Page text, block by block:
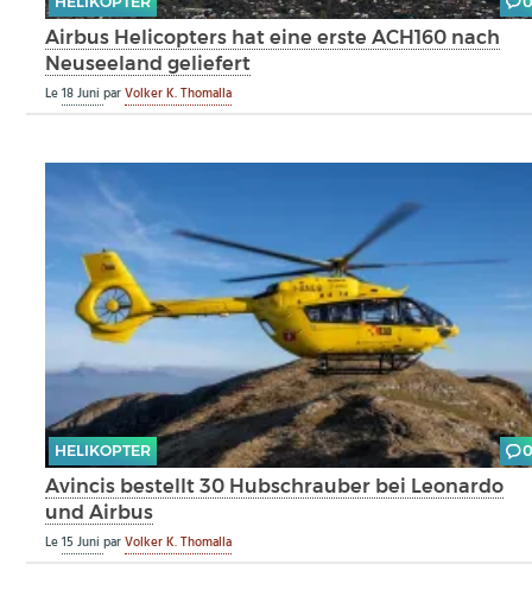
Airbus Helicopters hat eine erste ACH160 nach
Neuseeland geliefert
Le18 JuniparVolker K. Thomalla
HELIKOPTER
Avincis bestellt 30 Hubschrauber bei Leonardo
und Airbus
Le15 JuniparVolker K. Thomalla